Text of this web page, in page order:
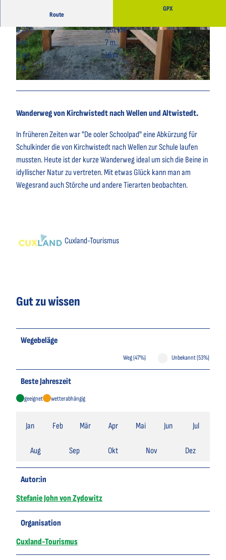
© Claudia Butzkies, Gemeinde Beverstedt |
CC-BY-SA
© Claudia Butzkies, Gemeinde Beverstedt |
CC-BY-SA
Route
GPX
0:27 h
1,81 km
6 m
7 m
9 m
16 m
7 m
Wanderweg von Kirchwistedt nach Wellen und Altwistedt.
In früheren Zeiten war "De ooler Schoolpad" eine Abkürzung für
Schulkinder die von Kirchwistedt nach Wellen zur Schule laufen
mussten. Heute ist der kurze Wanderweg ideal um sich die Beine in
idyllischer Natur zu vertreten. Mit etwas Glück kann man am
Wegesrand auch Störche und andere Tierarten beobachten.
Cuxland-Tourismus
Gut zu wissen
Wegebeläge
Weg (47%) Unbekannt (53%)
Beste Jahreszeit
geeignet wetterabhängig
Jan Feb Mär Apr Mai Jun Jul
Aug Sep Okt Nov Dez
Autor:in
Stefanie John von Zydowitz
Organisation
Cuxland-Tourismus